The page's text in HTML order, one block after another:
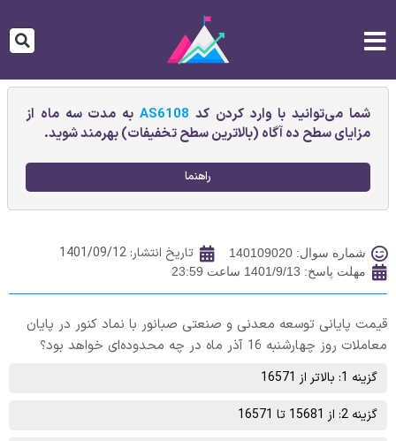
شما می‌توانید با وارد کردن کد AS6108به مدت سه ماه از
مزایای سطح ده آگاه (بالاترین سطح تخفیفات) بهرمند شوید.
راهنما
شماره سوال: 140109020 تاریخ انتشار: 1401/09/12
مهلت پاسخ: 1401/9/13 ساعت 23:59
قیمت پایانی توسعه معدنی و صنعتی صبانور با نماد کنور در پایان
معاملات روز چهارشنبه 16 آذر ماه در چه محدوده‌ای خواهد بود؟
گزینه 1: بالاتر از 16571
گزینه 2: از 15681 تا 16571